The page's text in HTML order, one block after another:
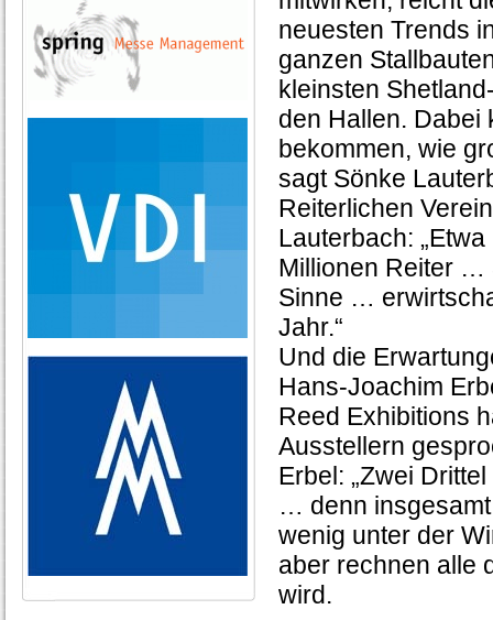
neuesten Trends
ganzen
kleinsten
den Hallen. Dabei
bekommen, wie
sagt Sönke
Reiterlichen
Lauterbach:
Millionen Reiter …
Sinne …
Jahr.“
Und die
Hans-Joachim
Reed Exhibitions
Ausstellern
Erbel: „Zwei
… denn
wenig unter der
aber rechnen alle
wird.